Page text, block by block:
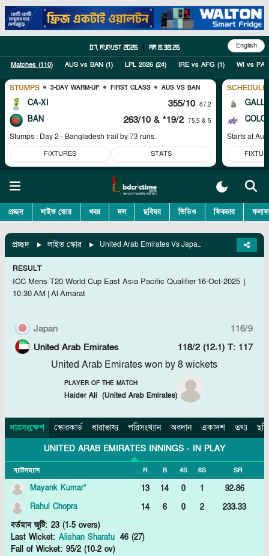
07, August 2026 am 8:38:26 English
Matches (110) AUS vs BAN (1) LPL 2026 (24) IRE vs AFG (1) WI vs PAK
STUMPS 3-DAY WARM-UP FIRST CLASS AUS VS BAN
CA-XI 355/10 87.2
BAN 263/10 & *19/2 75.5 & 5
Stumps : Day 2 - Bangladesh trail by 73 runs.
FIXTURES STATS
Starts at
প্রচ্ছদ লাইভ স্কোর খবর দল ছবিঘর ভিডিও ফিকচার
প্রচ্ছদ লাইভ স্কোর United Arab Emirates Vs Japan, A1 V B2
RESULT
ICC Mens T20 World Cup East Asia Pacific Qualifier 16-Oct-2025 |
10:30 AM | Al Amarat
Japan
116/9
United Arab Emirates
118/2 (12.1) T: 117
United Arab Emirates won by 8 wickets
PLAYER OF THE MATCH
Haider Ali (United Arab Emirates)
সারসংক্ষেপ স্কোরকার্ড ধারাভাষ্য পরিসংখ্যান অবদান একাদশ তথ্য
UNITED ARAB EMIRATES INNINGS - IN PLAY
ব্যাটসম্যান R B 4S 6S SR
Mayank Kumar* 13 14 0 1
92.86
Rahul Chopra
14 6 0 2
233.33
বর্তমান জুটি: 23 (1.5 overs)
Last Wicket: Alishan Sharafu 46 (27)
Fall of Wicket: 95/2 (10.2 ov)